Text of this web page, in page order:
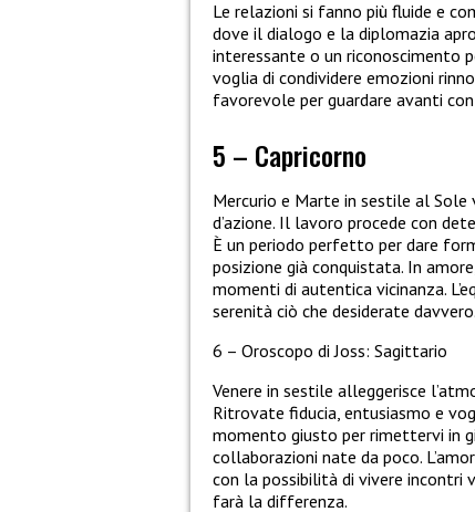
Le relazioni si fanno più fluide e
dove il dialogo e la diplomazia
interessante o un riconoscimento
voglia di condividere emozioni
favorevole per guardare avanti
5 – Capricorno
Mercurio e Marte in sestile al
d’azione. Il lavoro procede con
È un periodo perfetto per dare
posizione già conquistata. In
momenti di autentica vicinanza.
serenità ciò che desiderate davvero.
6 – Oroscopo di Joss: Sagittario
Venere in sestile alleggerisce
Ritrovate fiducia, entusiasmo e
momento giusto per rimettervi in
collaborazioni nate da poco.
con la possibilità di vivere incontri
farà la differenza.